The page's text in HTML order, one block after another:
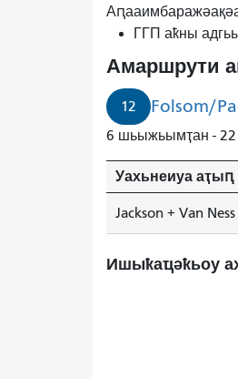
ГГП аҟны
Амаршрути
12 Folsom/
6 шьыжьымҭан -
Уахьнеиуа аҭыԥ
Jackson + Van Ness
Ишыҟаҵәҟьоу